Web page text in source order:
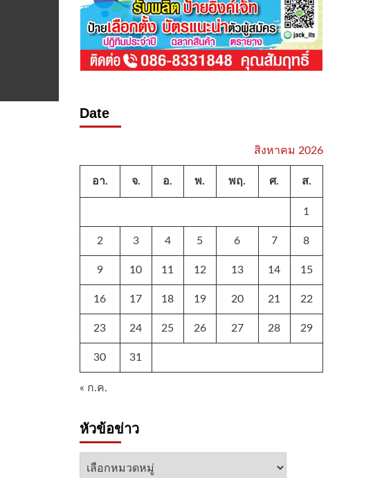
Date
สิงหาคม 2026
อา. จ. อ. พ. พฤ. ศ. ส.
1
2 3 4 5 6 7 8
9 10 11 12 13 14 15
16 17 18 19 20 21 22
23 24 25 26 27 28 29
30 31
« ก.ค.
หัวข้อข่าว
หัวข้อ